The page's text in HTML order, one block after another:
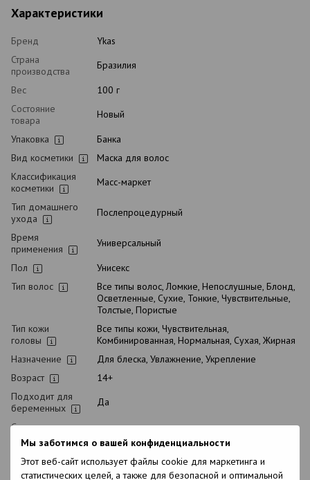
Мы заботимся о вашей конфиденциальности
Этот веб-сайт использует файлы cookie для маркетинга и
статистических целей, а также для безопасной и оптимальной
Характеристики
Бренд
Ykas
Страна
производства
Бразилия
Вес
100 г
Состояние
товара
Новый
Упаковка
Банка
Вид косметики
Маска для волос
Классификация
косметики
Масс-маркет
Тип домашнего
ухода
Послепроцедурный
Время
применения
Универсальный
Пол
Унисекс
Тип волос
Все типы волос, Ломкие, Непослушные, Блонд,
Осветленные, Сухие, Тонкие, Чувствительные,
Толстые, Пористые
Тип кожи
головы
Все типы кожи, Чувствительная,
Комбинированная, Нормальная, Сухая, Жирная
Назначение
Для блеска, Увлажнение, Укрепление
Возраст
14+
Подходит для
беременных
Да
Срок хранения в
открытом виде
Состав
Cetearyl Alcohol, Water (and) Polyquatemium-7
(and) Sericin (and) Guar